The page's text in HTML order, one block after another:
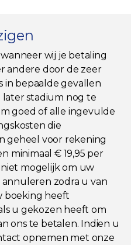
wij je betaling
andere door de zeer
in bepaalde gevallen
later stadium nog te
goed of alle ingevulde
die
geheel voor rekening
minimaal € 19,95 per
niet mogelijk om uw
zodra u van
boeking heeft
u gekozen heeft om
ons te betalen. Indien u
opnemen met onze